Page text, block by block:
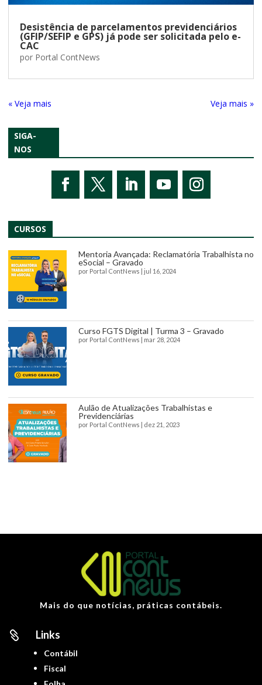
Desistência de parcelamentos previdenciários
(GFIP/SEFIP e GPS) já pode ser solicitada pelo e-
CAC
por Portal ContNews
« Entradas Antigas Próximas Entradas »
SIGA-
NOS
CURSOS
Mentoria Avançada: Reclamatória Trabalhista no
eSocial – Gravado
por Portal ContNews jul 16, 2024
Curso FGTS Digital | Turma 3 – Gravado
por Portal ContNews mar 28, 2024
Aulão de Atualizações Trabalhistas e
Previdenciárias
por Portal ContNews dez 21, 2023
Mais do que notícias, práticas contábeis.
 Links
Contábil
Fiscal